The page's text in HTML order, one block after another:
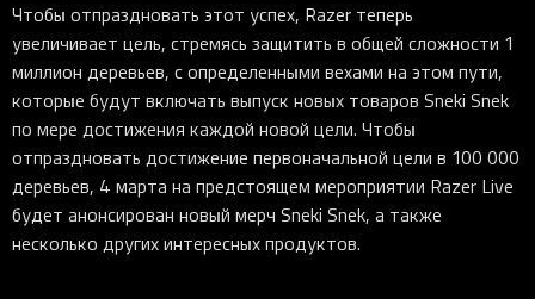
Чтобы отпраздновать этот успех, Razer теперь
увеличивает цель, стремясь защитить в общей сложности 1
миллион деревьев, с определенными вехами на этом пути,
которые будут включать выпуск новых товаров Sneki Snek
по мере достижения каждой новой цели. Чтобы
отпраздновать достижение первоначальной цели в 100 000
деревьев, 4 марта на предстоящем мероприятии Razer Live
будет анонсирован новый мерч Sneki Snek, а также
несколько других интересных продуктов.